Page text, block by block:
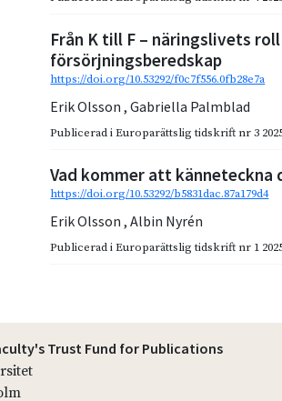
Från K till F – näringslivets
försörjningsberedskap
https://doi.org/10.53292/f0c7f556.0fb28e7a
Erik Olsson,Gabriella Palmblad
Publicerad iEuroparättslig tidskrift nr 3
Vad kommer att känneteckna
https://doi.org/10.53292/b5831dac.87a179d4
Erik Olsson,Albin Nyrén
Publicerad iEuroparättslig tidskrift nr 1
Trust Fund for Publications